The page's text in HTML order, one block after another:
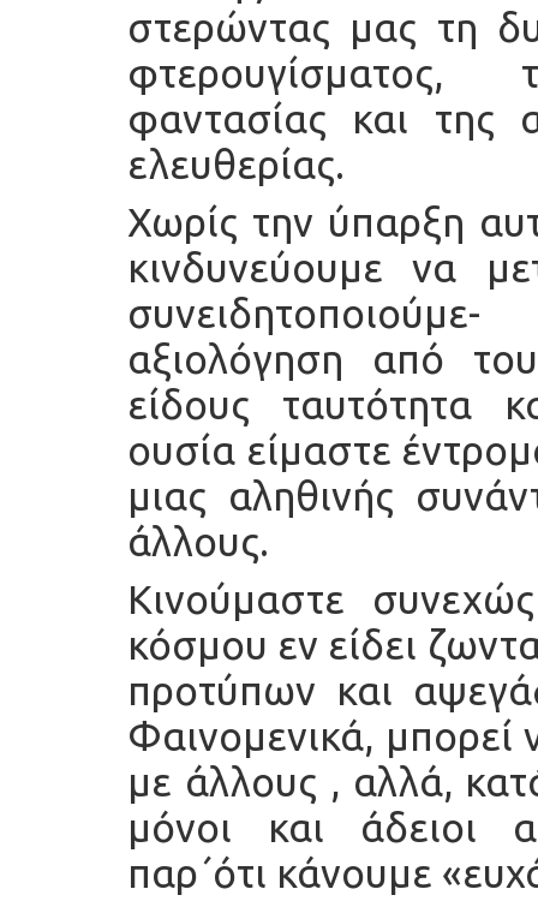
στερώντας μας τη
φτερουγίσματος,
φαντασίας και της
ελευθερίας.
Χωρίς την ύπαρξη
κινδυνεύουμε να
αξιολόγηση από
είδους ταυτότητα
ουσία είμαστε
μιας αληθινής
άλλους.
Κινούμαστε
κόσμου εν είδει
προτύπων και
Φαινομενικά, μπορεί
με άλλους , αλλά,
μόνοι και άδειοι
παρ΄ότι κάνουμε